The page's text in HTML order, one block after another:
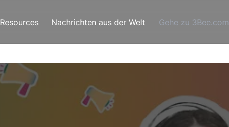
Resources Nachrichten aus der Welt Gehe zu 3Bee.com